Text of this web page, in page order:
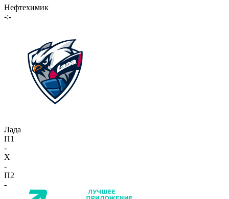
Нефтехимик
-:-
Лада
П1
-
X
-
П2
-